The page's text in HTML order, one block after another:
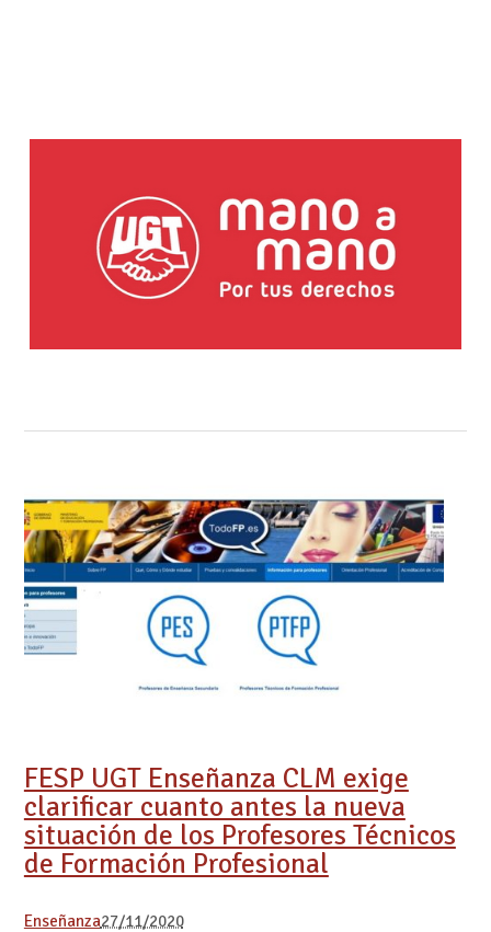
FESP UGT Enseñanza CLM exige
clarificar cuanto antes la nueva
situación de los Profesores Técnicos
de Formación Profesional
Enseñanza27/11/2020